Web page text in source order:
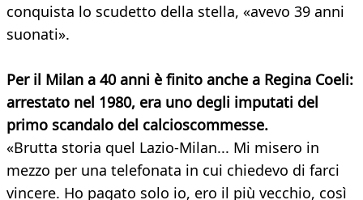
conquista lo scudetto della stella, «avevo 39 anni
suonati».
Per il Milan a 40 anni è finito anche a Regina Coeli:
arrestato nel 1980, era uno degli imputati del
primo scandalo del calcioscommesse.
«Brutta storia quel Lazio-Milan... Mi misero in
mezzo per una telefonata in cui chiedevo di farci
vincere. Ho pagato solo io, ero il più vecchio, così